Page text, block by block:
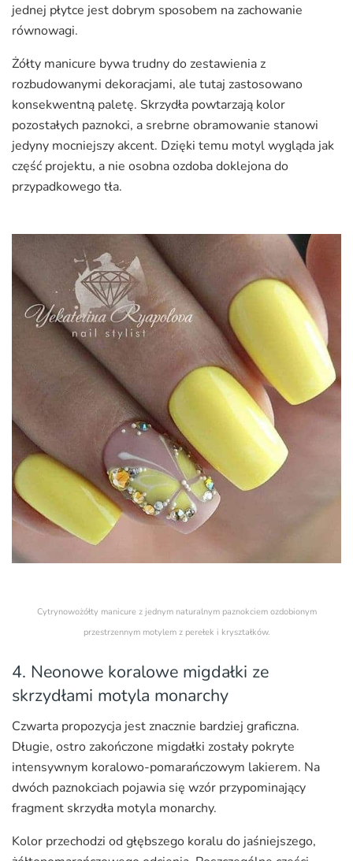
jednej płytce jest dobrym sposobem na zachowanie
równowagi.
Żółty manicure bywa trudny do zestawienia z
rozbudowanymi dekoracjami, ale tutaj zastosowano
konsekwentną paletę. Skrzydła powtarzają kolor
pozostałych paznokci, a srebrne obramowanie stanowi
jedyny mocniejszy akcent. Dzięki temu motyl wygląda jak
część projektu, a nie osobna ozdoba doklejona do
przypadkowego tła.
Cytrynowożółty manicure z jednym naturalnym paznokciem ozdobionym
przestrzennym motylem z perełek i kryształków.
4. Neonowe koralowe migdałki ze
skrzydłami motyla monarchy
Czwarta propozycja jest znacznie bardziej graficzna.
Długie, ostro zakończone migdałki zostały pokryte
intensywnym koralowo-pomarańczowym lakierem. Na
dwóch paznokciach pojawia się wzór przypominający
fragment skrzydła motyla monarchy.
Kolor przechodzi od głębszego koralu do jaśniejszego,